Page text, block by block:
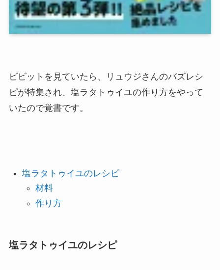
ビビットを見ていたら、リュウジさんのバズレシ
ピが特集され、塩ラタトゥイユの作り方をやって
いたので覚書です。
塩ラタトゥイユのレシピ
材料
作り方
塩ラタトゥイユのレシピ